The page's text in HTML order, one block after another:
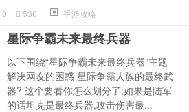
0 530 手游攻略
星际争霸未来最终兵器
以下围绕“星际争霸未来最终兵器”主题
解决网友的困惑 星际争霸人族的最终武
器? 这个要看你怎么划分了,如果是陆军
的话坦克是最终兵器,攻击伤害最...